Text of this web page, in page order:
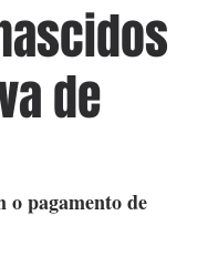
de
o pagamento de